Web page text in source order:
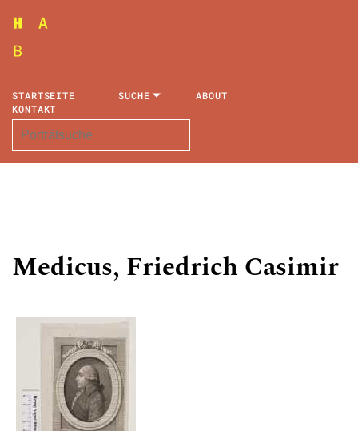
STARTSEITE SUCHE
ABOUT
KONTAKT
Medicus, Friedrich Casimir